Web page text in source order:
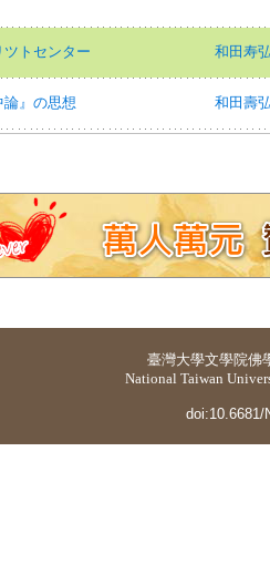
トセンター 和田寿
』の思想 和田壽
臺灣大學文學院佛
National Taiwan
doi:10.6681/